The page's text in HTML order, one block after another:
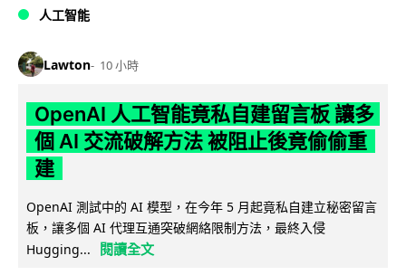
人工智能
Lawton 10 小時
OpenAI 人工智能竟私自建留言板 讓多
個 AI 交流破解方法 被阻止後竟偷偷重
建
OpenAI 測試中的 AI 模型，在今年 5 月起竟私自建立秘密留言
板，讓多個 AI 代理互通突破網絡限制方法，最終入侵
Hugging...
閱讀全文